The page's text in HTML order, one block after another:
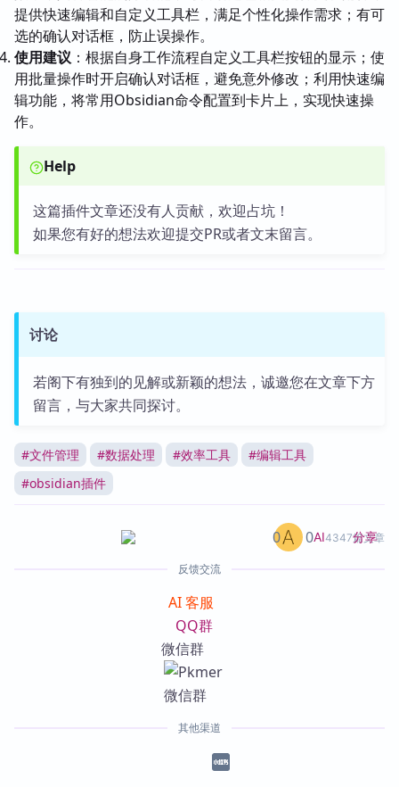
提供快速编辑和自定义工具栏，满足个性化操作需求；有可
选的确认对话框，防止误操作。
使用建议 ：根据自身工作流程自定义工具栏按钮的显示；使
用批量操作时开启确认对话框，避免意外修改；利用快速编
辑功能，将常用Obsidian命令配置到卡片上，实现快速操
作。
Help
这篇插件文章还没有人贡献，欢迎占坑！
如果您有好的想法欢迎提交PR或者文末留言。
讨论
若阁下有独到的见解或新颖的想法，诚邀您在文章下方
留言，与大家共同探讨。
#文件管理 #数据处理 #效率工具 #编辑工具
#obsidian插件
AI4347篇文章
0 0 分享
反馈交流
AI 客服
QQ群
微信群
其他渠道